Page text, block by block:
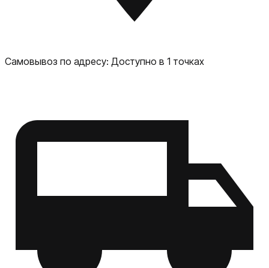
Самовывоз по адресу: Доступно в 1 точках